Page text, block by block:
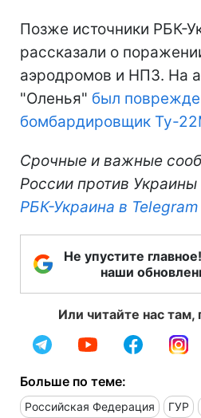
Позже источники РБК-
рассказали о
аэродромов и НПЗ. На
"Оленья" был
бомбардировщик Ту-
Срочные и важные
России против Украины
РБК-Украина в Telegram
Не упустите
наши
Или читайте нас там,
Больше по теме:
Российская Федерация ГУР